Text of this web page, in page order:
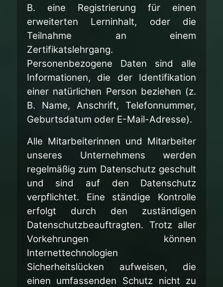
B. eine Registrierung für einen
erweiterten Lerninhalt, oder die
Teilnahme an einem
Zertifikatslehrgang.
Personenbezogene Daten sind alle
Informationen, die der Identifikation
einer natürlichen Person beziehen (z.
B. Name, Anschrift, Telefonnummer,
Geburtsdatum oder E-Mail-Adresse).
Alle Mitarbeiterinnen und Mitarbeiter
unseres Unternehmens werden
regelmäßig zum Datenschutz geschult
und sind auf den Datenschutz
verpflichtet. Eine ständige Kontrolle
erfolgt durch den zuständigen
Datenschutzbeauftragten. Trotz aller
Vorkehrungen können
Internettechnologien
Sicherheitslücken aufweisen, die
einen umfassenden Schutz nicht zu